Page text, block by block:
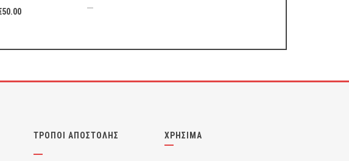
50.00
ΤΡΟΠΟΙ ΑΠΟΣΤΟΛΗΣ ΧΡΗΣΙΜΑ